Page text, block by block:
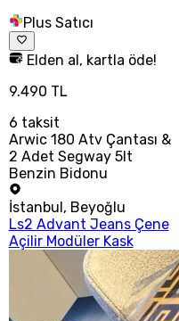
Plus Satıcı
Elden al, kartla öde!
9.490 TL
6 taksit
Arwic 180 Atv Çantası &
2 Adet Segway 5lt
Benzin Bidonu
İstanbul, Beyoğlu
Ls2 Advant Jeans Çene
Açilir Modüler Kask